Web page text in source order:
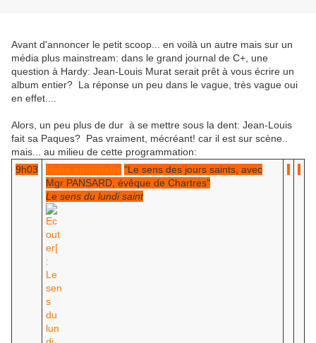
Avant d'annoncer le petit scoop... en voilà un autre mais sur un
média plus mainstream: dans le grand journal de C+, une
question à Hardy: Jean-Louis Murat serait prêt à vous écrire un
album entier? La réponse un peu dans le vague, très vague oui
en effet....
Alors, un peu plus de dur à se mettre sous la dent: Jean-Louis
fait sa Paques? Pas vraiment, mécréant! car il est sur scène..
mais... au milieu de cette programmation:
9h03
"Le sens des jours saints, avec
Mgr PANSARD, évêque de Chartres"
Le sens du lundi saint